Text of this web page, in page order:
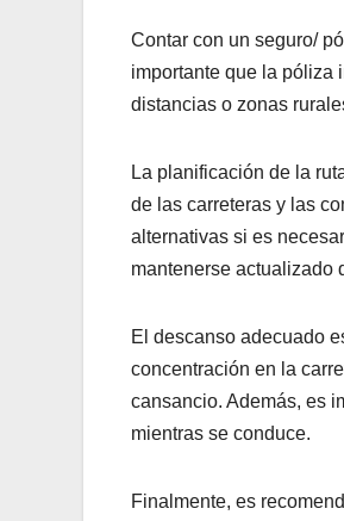
Contar con un seguro/
importante que la póliza
distancias o zonas
La planificación de la
de las carreteras y las
alternativas si es
mantenerse actualizado
El descanso adecuado
concentración en la
cansancio. Además, es
mientras se conduce.
Finalmente, es